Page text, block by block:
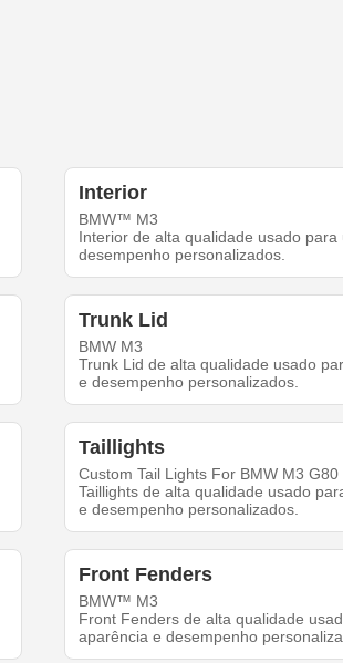
Interior
BMW™ M3
Interior de alta qualidade usado para
desempenho personalizados.
Trunk Lid
BMW M3
Trunk Lid de alta qualidade usado
e desempenho personalizados.
Taillights
Custom Tail Lights For BMW M3 G80
Taillights de alta qualidade usado
e desempenho personalizados.
Front Fenders
BMW™ M3
Front Fenders de alta qualidade
aparência e desempenho